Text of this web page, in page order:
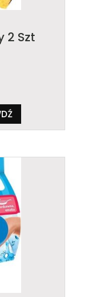
2 Szt